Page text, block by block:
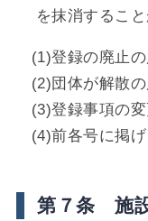
を抹消するこ
(1)登録の廃止の
(2)団体が解散の
(3)登録事項の
(4)前各号に掲
第７条 施